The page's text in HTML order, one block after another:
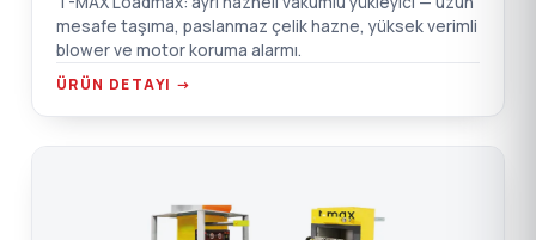
mesafe taşıma, paslanmaz çelik hazne, yüksek verimli
blower ve motor koruma alarmı.
ÜRÜN DETAYI →